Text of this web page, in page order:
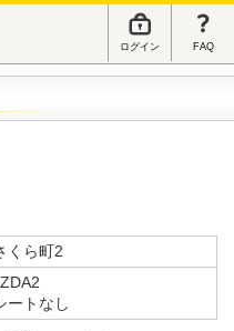
ログイン FAQ
くら町2
ートなし